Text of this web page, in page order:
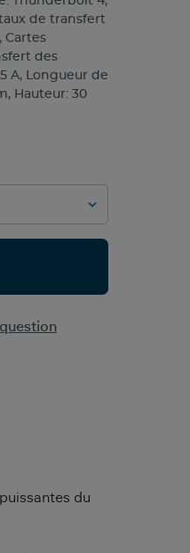
taux de transfert
Cartes
des
A, Longueur de
Hauteur: 30
du